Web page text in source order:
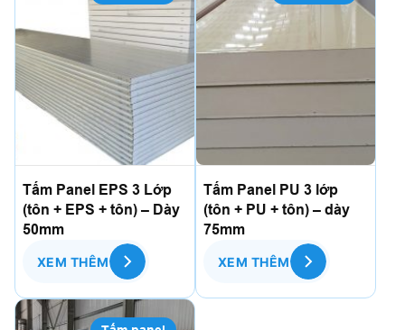
Tấm Panel EPS 3 Lớp
(tôn + EPS + tôn) – Dày
50mm
XEM THÊM
Tấm Panel PU 3 lớp
(tôn + PU + tôn) – dày
75mm
XEM THÊM